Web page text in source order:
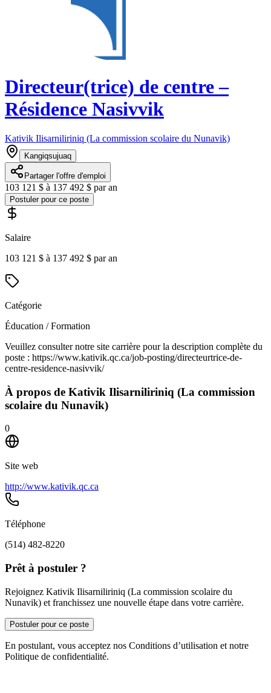
Directeur(trice) de centre –
Résidence Nasivvik
Kativik Ilisarniliriniq (La commission scolaire du Nunavik)
Kangiqsujuaq
Partager l'offre d'emploi
103 121 $ à 137 492 $ par an
Postuler pour ce poste
Salaire
103 121 $ à 137 492 $ par an
Catégorie
Éducation / Formation
Veuillez consulter notre site carrière pour la description complète du
poste : https://www.kativik.qc.ca/job-posting/directeurtrice-de-
centre-residence-nasivvik/
À propos de Kativik Ilisarniliriniq (La commission
scolaire du Nunavik)
0
Site web
http://www.kativik.qc.ca
Téléphone
(514) 482-8220
Prêt à postuler ?
Rejoignez Kativik Ilisarniliriniq (La commission scolaire du
Nunavik) et franchissez une nouvelle étape dans votre carrière.
Postuler pour ce poste
En postulant, vous acceptez nos Conditions d’utilisation et notre
Politique de confidentialité.